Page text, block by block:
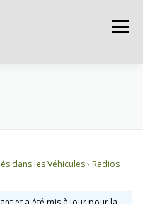
Menu
S’INSCRIRE
dans les Véhicules› Radios